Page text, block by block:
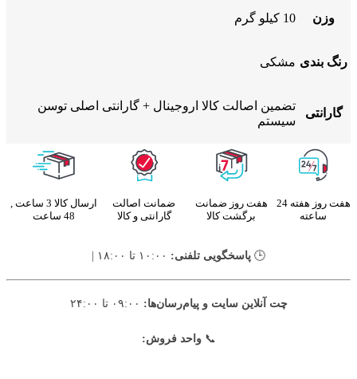
وزن 10 کیلو گرم
رنگ بندی مشکی
گارانتی
تضمین اصالت کالا اروجینال + گارانتی اصلی توسن
سیستم
هفت روز هفته 24
ساعته
هفت روز ضمانت
برگشت کالا
ضمانت اصالت
گارانتی و کالا
ارسال کالا 3 ساعت ,
48 ساعت
🕒 پاسخگویی تلفنی:
چت آنلاین سایت و پیام‌رسان‌ها:
📞واحد فروش: